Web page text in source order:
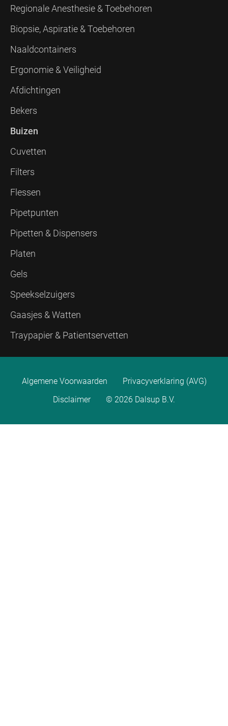
Regionale Anesthesie & Toebehoren
Biopsie, Aspiratie & Toebehoren
Naaldcontainers
Ergonomie & Veiligheid
Afdichtingen
Bekers
Buizen
Cuvetten
Filters
Flessen
Pipetpunten
Pipetten & Dispensers
Platen
Gels
Speekselzuigers
Gaasjes & Watten
Traypapier & Patientservetten
Algemene Voorwaarden
Privacyverklaring (AVG)
Disclaimer
© 2026 Dalsup B.V.